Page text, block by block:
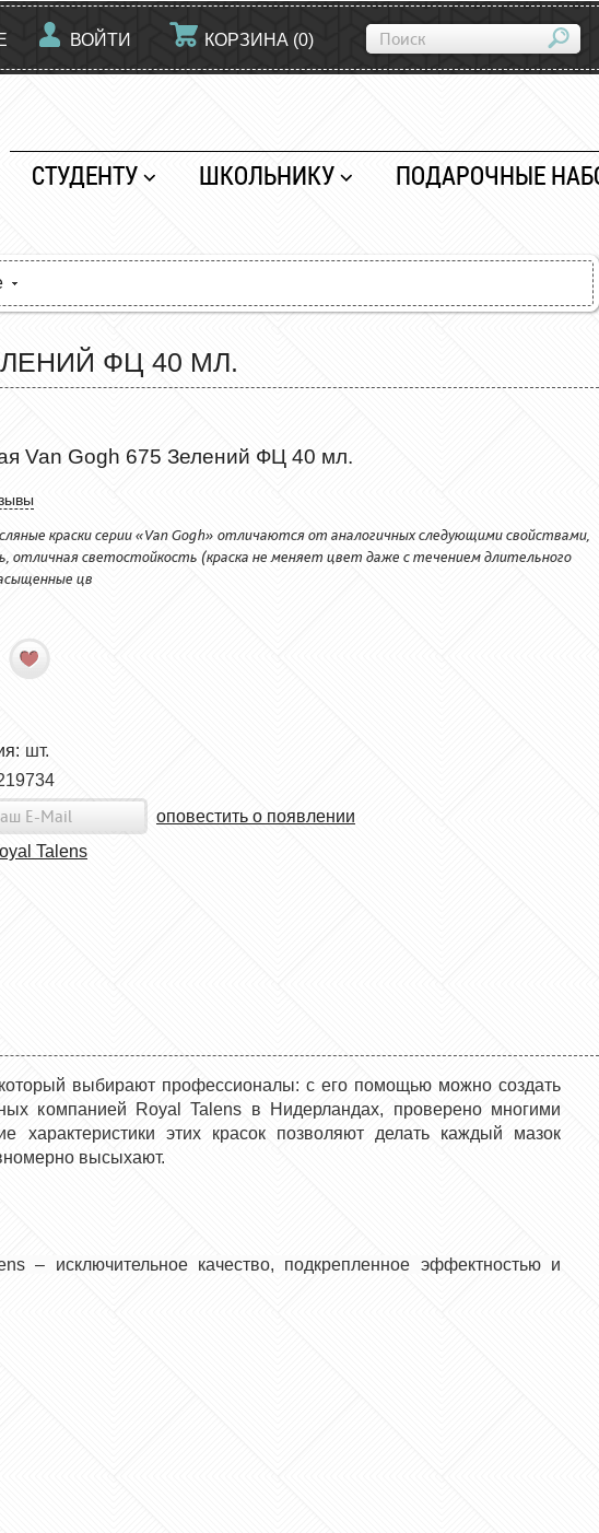
ВОЙТИ КОРЗИНА (0)
СТУДЕНТУ ШКОЛЬНИКУ ПОДАРОЧНЫЕ
ФЦ 40 МЛ.
Van Gogh 675 Зелений ФЦ 40 мл.
краски серии «Van Gogh» отличаются от аналогичных следующими свойствами,
отличная светостойкость (краска не меняет цвет даже с течением длительного
цв
шт.
оповестить о появлении
Talens
выбирают профессионалы: с его помощью можно создать
компанией Royal Talens в Нидерландах, проверено многими
характеристики этих красок позволяют делать каждый мазок
высыхают.
– исключительное качество, подкрепленное эффектностью и